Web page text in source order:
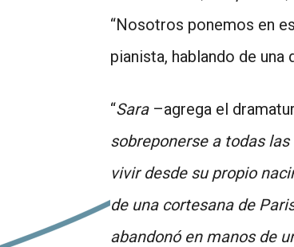
“Nosotros ponemos en
pianista, hablando de
“Sara –agrega el
sobreponerse a todas
vivir desde su propio
de una cortesana de
abandonó en manos de